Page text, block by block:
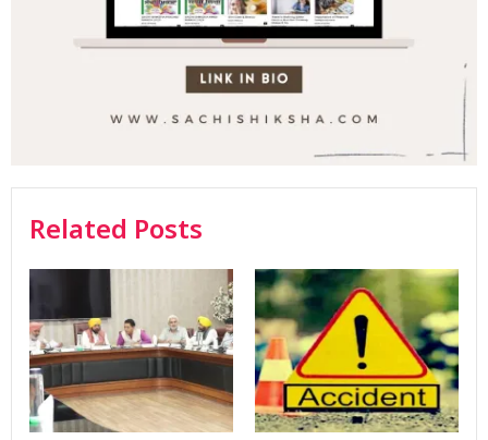
Related Posts